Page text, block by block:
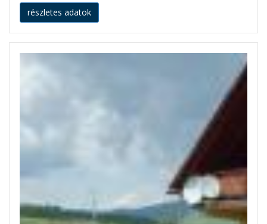
részletes adatok